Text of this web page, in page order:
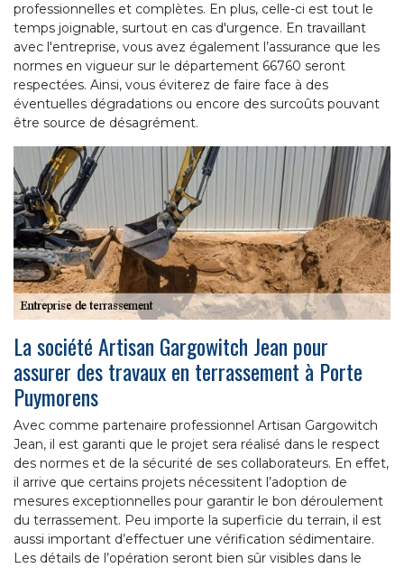
professionnelles et complètes. En plus, celle-ci est tout le
temps joignable, surtout en cas d'urgence. En travaillant
avec l'entreprise, vous avez également l’assurance que les
normes en vigueur sur le département 66760 seront
respectées. Ainsi, vous éviterez de faire face à des
éventuelles dégradations ou encore des surcoûts pouvant
être source de désagrément.
La société Artisan Gargowitch Jean pour
assurer des travaux en terrassement à Porte
Puymorens
Avec comme partenaire professionnel Artisan Gargowitch
Jean, il est garanti que le projet sera réalisé dans le respect
des normes et de la sécurité de ses collaborateurs. En effet,
il arrive que certains projets nécessitent l’adoption de
mesures exceptionnelles pour garantir le bon déroulement
du terrassement. Peu importe la superficie du terrain, il est
aussi important d’effectuer une vérification sédimentaire.
Les détails de l’opération seront bien sûr visibles dans le